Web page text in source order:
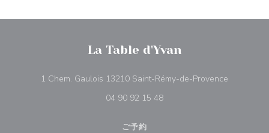
La Table d'Yvan
1 Chem. Gaulois 13210 Saint-Rémy-de-Provence
04 90 92 15 48
ご予約